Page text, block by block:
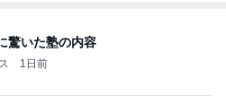
驚いた塾の内容
1日前